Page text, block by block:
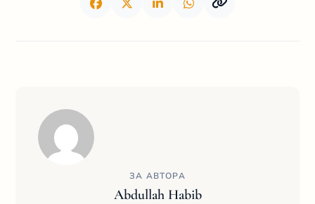
ЗА АВТОРА
Abdullah Habib